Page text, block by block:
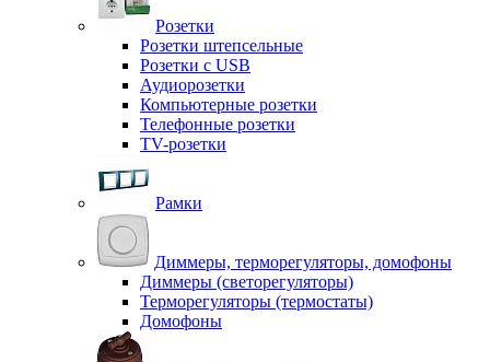
Розетки
Розетки штепсельные
Розетки с USB
Аудиорозетки
Компьютерные розетки
Телефонные розетки
TV-розетки
Рамки
Диммеры, терморегуляторы, домофоны
Диммеры (светорегуляторы)
Терморегуляторы (термостаты)
Домофоны